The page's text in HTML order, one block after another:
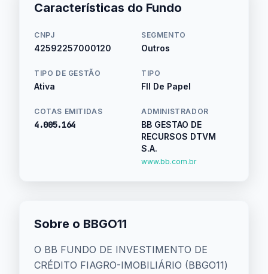
Características do Fundo
CNPJ
42592257000120
SEGMENTO
Outros
TIPO DE GESTÃO
Ativa
TIPO
FII De Papel
COTAS EMITIDAS
4.005.164
ADMINISTRADOR
BB GESTAO DE
RECURSOS DTVM
S.A.
www.bb.com.br
Sobre o BBGO11
O BB FUNDO DE INVESTIMENTO DE
CRÉDITO FIAGRO-IMOBILIÁRIO (BBGO11)